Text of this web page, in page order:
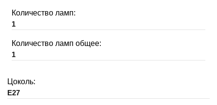
Количество ламп:
1
Количество ламп общее:
1
Цоколь:
E27